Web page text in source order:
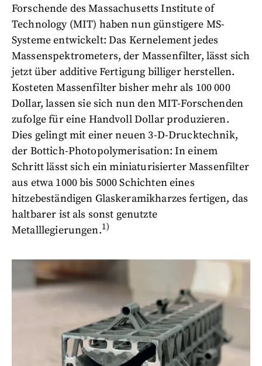
Forschende des Massachusetts Institute of
Technology (MIT) haben nun günstigere MS-
Systeme entwickelt: Das Kernelement jedes
Massenspektrometers, der Massenfilter, lässt sich
jetzt über additive Fertigung billiger herstellen.
Kosteten Massenfilter bisher mehr als 100 000
Dollar, lassen sie sich nun den MIT-Forschenden
zufolge für eine Handvoll Dollar produzieren.
Dies gelingt mit einer neuen 3-D-Drucktechnik,
der Bottich-Photopolymerisation: In einem
Schritt lässt sich ein miniaturisierter Massenfilter
aus etwa 1000 bis 5000 Schichten eines
hitzebeständigen Glaskeramikharzes fertigen, das
haltbarer ist als sonst genutzte
Metalllegierungen.1)